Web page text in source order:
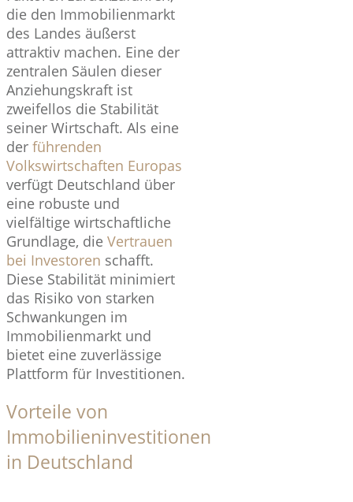
die den Immobilienmarkt
des Landes äußerst
attraktiv machen. Eine der
zentralen Säulen dieser
Anziehungskraft ist
zweifellos die Stabilität
seiner Wirtschaft. Als eine
der führenden
Volkswirtschaften Europas
verfügt Deutschland über
eine robuste und
vielfältige wirtschaftliche
Grundlage, die Vertrauen
bei Investoren schafft.
Diese Stabilität minimiert
das Risiko von starken
Schwankungen im
Immobilienmarkt und
bietet eine zuverlässige
Plattform für Investitionen.
Vorteile von
Immobilieninvestitionen
in Deutschland